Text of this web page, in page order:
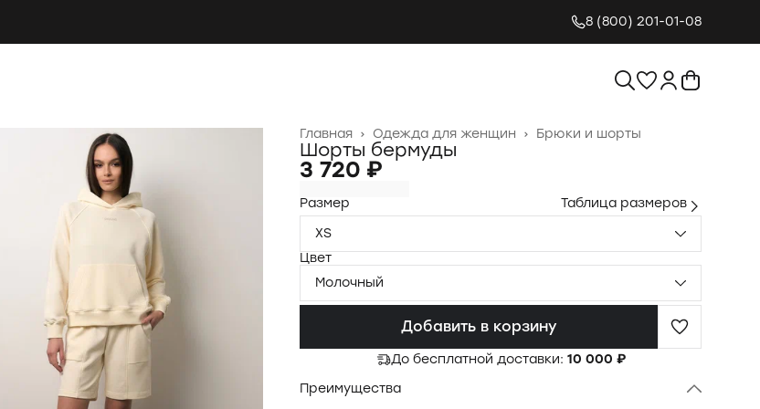
8 (800) 201-01-08
Брюки и шорты
Одежда для женщин ›
Главная ›
Шорты бермуды
3 720 ₽
Размер
Таблица размеров
XS
Цвет
Молочный
Добавить в корзину
До бесплатной доставки: 10 000 ₽
Преимущества